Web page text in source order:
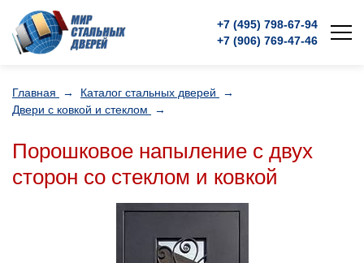
+7 (495) 798-67-94
+7 (906) 769-47-46
Главная → Каталог стальных дверей
→
Двери с ковкой и стеклом
→
Порошковое напыление с двух
сторон со стеклом и ковкой